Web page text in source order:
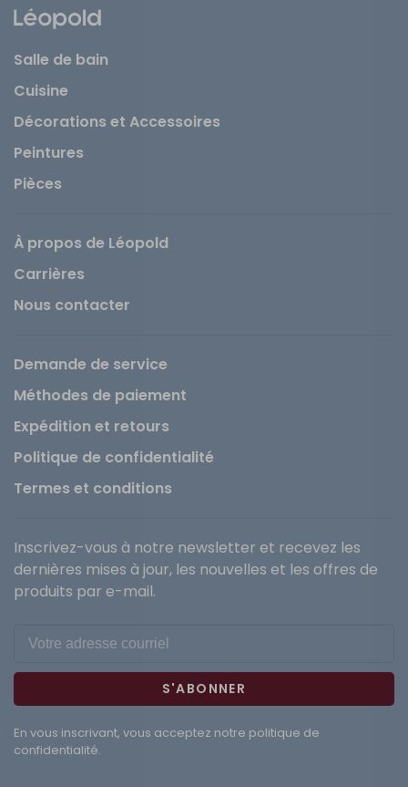
Salle de bain
Cuisine
Décorations et Accessoires
Peintures
Pièces
À propos de Léopold
Carrières
Nous contacter
Demande de service
Méthodes de paiement
Expédition et retours
Politique de confidentialité
Termes et conditions
Inscrivez-vous à notre newsletter et recevez les
dernières mises à jour, les nouvelles et les offres de
produits par e-mail.
S'ABONNER
En vous inscrivant, vous acceptez notre politique de
confidentialité.